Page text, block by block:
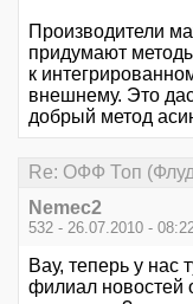
Производители
придумают
к
внешнему. Это
добрый метод
Re: ОФФ Топ
Nemec2
532 - 26.07.2010 -
Вау, теперь у нас
филиал новостей